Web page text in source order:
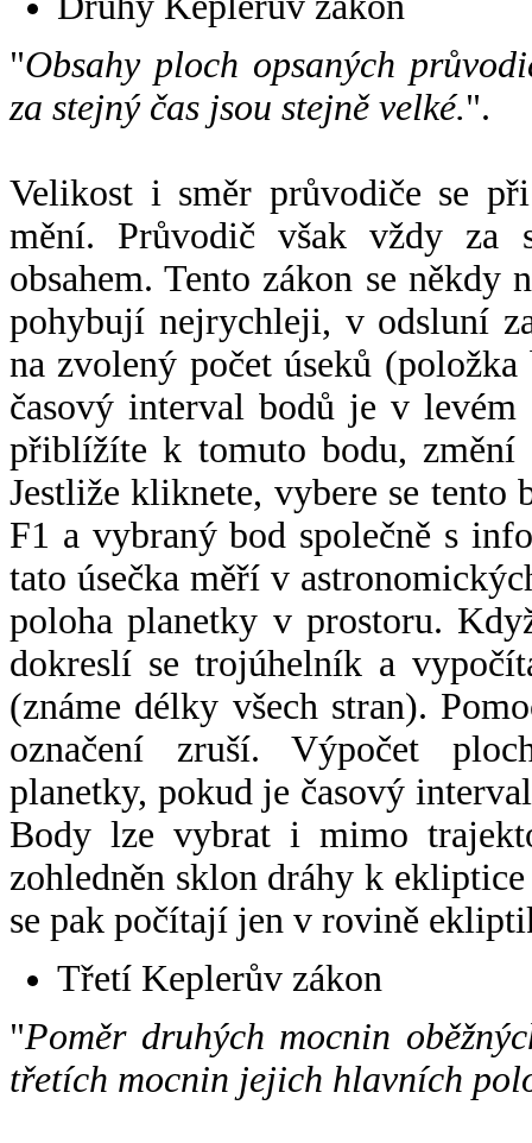
"Obsahy ploch opsaných
za stejný čas jsou stejně velké.".
Velikost i směr průvodiče se
mění. Průvodič však vždy za
obsahem. Tento zákon se někdy
pohybují nejrychleji, v odsluní
na zvolený počet úseků
časový interval bodů je v
přiblížíte k tomuto bodu,
Jestliže kliknete, vybere se tento
F1 a vybraný bod společně s
tato úsečka měří v
poloha planetky v prostoru.
dokreslí se trojúhelník a
(známe délky všech stran).
označení zruší. Výpočet
planetky, pokud je časový
Body lze vybrat i mimo
zohledněn sklon dráhy k
se pak počítají jen v rovině
Třetí Keplerův zákon
"Poměr druhých mocnin
třetích mocnin jejich hlavních